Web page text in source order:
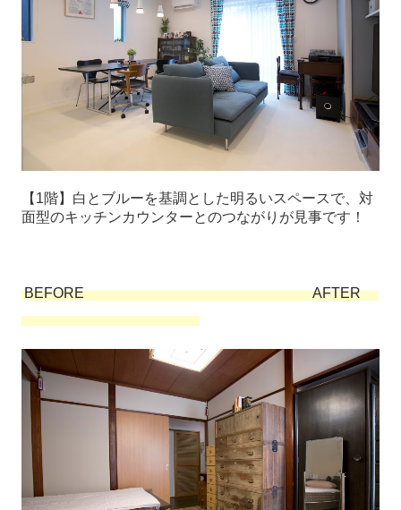
【1階】白とブルーを基調とした明るいスペースで、対
面型のキッチンカウンターとのつながりが見事です！
BEFORE AFTER